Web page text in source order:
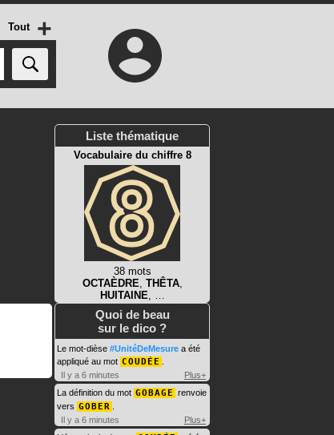
Tout +
Liste thématique
Vocabulaire du chiffre 8
38 mots
OCTAÈDRE, THÊTA,
HUITAINE, …
Quoi de beau
sur le dico ?
Le mot-dièse #UnitéDeMesure a été
appliqué au mot COUDÉE
Il y a 6 minutes
Plus+
La définition du mot GOBAGE renvoie
vers GOBER
Il y a 6 minutes
Plus+